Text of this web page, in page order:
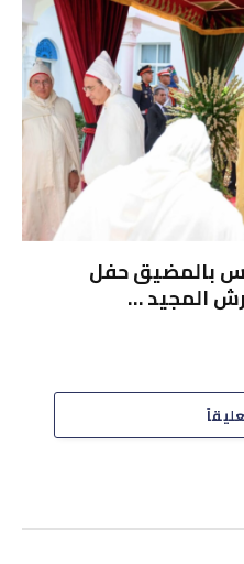
بالمضيق حفل
المجيد …